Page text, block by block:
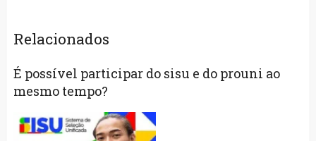
Relacionados
É possível participar do sisu e do prouni ao
mesmo tempo?